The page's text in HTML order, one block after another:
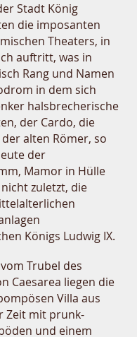
Stadt König
die imposanten
Theaters, in
auftritt, was in
Rang und Namen
in dem sich
halsbrecherische
der Cardo, die
alten Römer, so
der
Mamor in Hülle
zuletzt, die
Königs Ludwig IX.
Trubel des
Caesarea liegen die
Villa aus
Zeit mit prunk-
und einem